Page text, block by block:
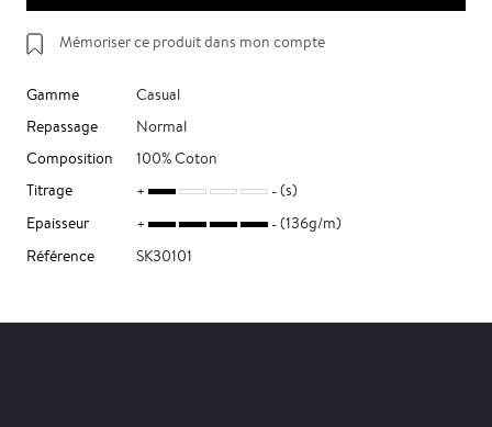
Mémoriser ce produit dans mon compte
Gamme
Casual
Repassage
Normal
Composition
100% Coton
Titrage
(s)
Epaisseur
(136g/m)
Référence
SK30101